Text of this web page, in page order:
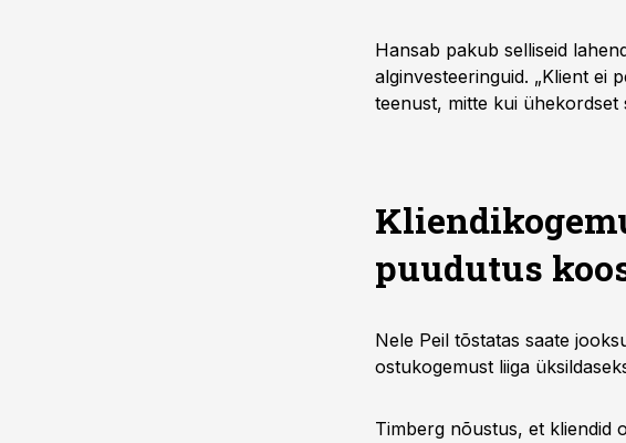
Hansab pakub selliseid
alginvesteeringuid. „Klient ei
teenust, mitte kui ühekordset
puudutus
Nele Peil tõstatas saate
ostukogemust liiga
Timberg nõustus, et kliendid